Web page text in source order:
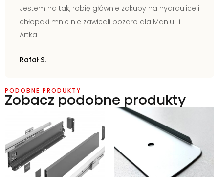
Jestem na tak, robię głównie zakupy na hydraulice i
chłopaki mnie nie zawiedli pozdro dla Maniuli i
Artka
Rafał S.
PODOBNE PRODUKTY
Zobacz podobne produkty